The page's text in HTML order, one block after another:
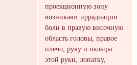
проекционную зону
возникают иррадиации
боли в правую височную
область головы, правое
плечо, руку и пальцы
этой руки, лопатку,